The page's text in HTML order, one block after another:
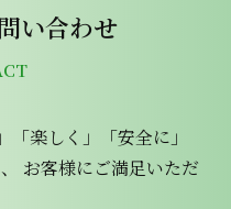
い合わせ
楽しく」「安全に」
お客様にご満足いただ